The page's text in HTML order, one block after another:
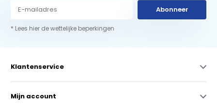
Abonneer
* Lees hier de wettelijke beperkingen
Klantenservice
Mijn account